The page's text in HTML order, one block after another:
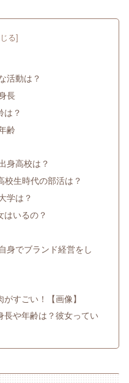
活動は？
長
は？
齢
身高校は？
校生時代の部活は？
学は？
はいるの？
身でブランド経営をし
すごい！【画像】
長や年齢は？彼女ってい